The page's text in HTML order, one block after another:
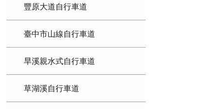
豐原大道自行車道
臺中市山線自行車道
旱溪親水式自行車道
草湖溪自行車道